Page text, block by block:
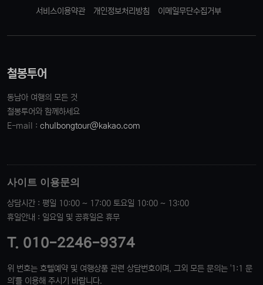
서비스이용약관 개인정보처리방침 이메일무단수집거부
철봉투어
동남아 여행의 모든 것
철봉투어와 함께하세요
E-mail : chulbongtour@kakao.com
사이트 이용문의
상담시간 : 평일 10:00 ~ 17:00 토요일 10:00 ~ 13:00
휴일안내 : 일요일 및 공휴일은 휴무
T. 010-2246-9374
위 번호는 호텔예약 및 여행상품 관련 상담번호이며, 그외 모든 문의는 '1:1 문
의'를 이용해 주시기 바랍니다.